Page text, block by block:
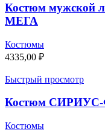
Костюм
МЕГА
Костюмы
4335,00 ₽
Быстрый просмотр
Костюм
Костюмы